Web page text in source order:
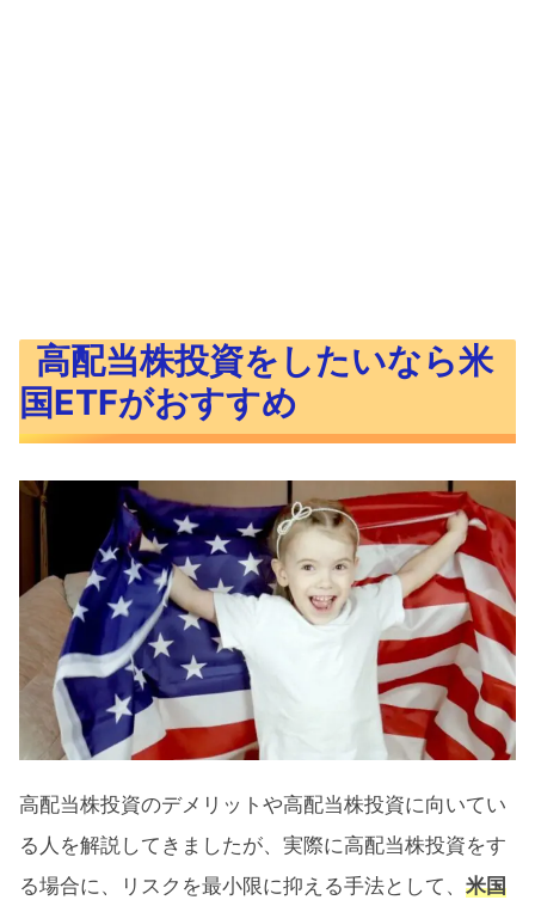
高配当株投資をしたいなら米
国ETFがおすすめ
高配当株投資のデメリットや高配当株投資に向いてい
る人を解説してきましたが、実際に高配当株投資をす
る場合に、リスクを最小限に抑える手法として、 米国